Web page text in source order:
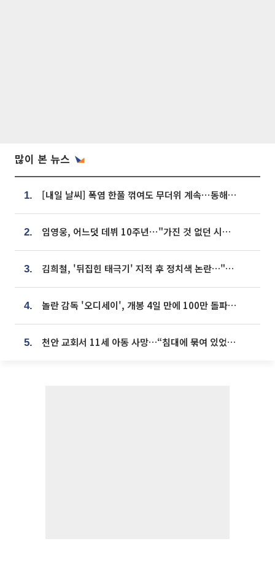
많이 본 뉴스
1. [내일 날씨] 폭염 한풀 꺾여도 무더위 계속⋯동해안 이틀 연속 비
2. 임영웅, 어느덧 데뷔 10주년⋯"가진 것 없던 시절, 내 앞엔 20명의 팬뿐"
3. 김희철, '뒤집힌 태극기' 지적 후 정치색 논란…"좌우 떠나 우리나라 국기"
4. 놀란 감독 '오디세이', 개봉 4일 만에 100만 돌파⋯'왕사남' 보다 빠르다
5. 천안 교회서 11세 아동 사망…“침대에 묶여 있었다” 진술 확보